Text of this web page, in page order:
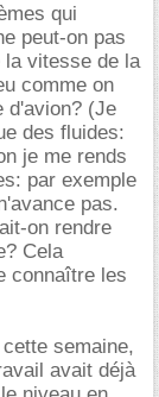
qui
peut-on pas
la vitesse de la
comme on
d'avion? (Je
des fluides:
je me rends
par exemple
pas.
on rendre
Cela
connaître les
semaine,
avait déjà